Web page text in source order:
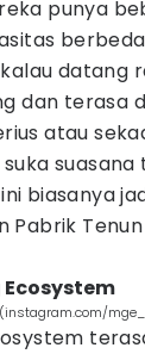
punya
datang
dan terasa
atau
biasanya
Pabrik